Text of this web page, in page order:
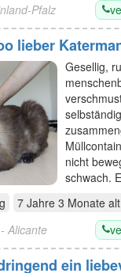
Pfalz
lieber
Gesellig,
nicht
schwach.
7 Jahre 3 Monate alt
- Alicante
ein